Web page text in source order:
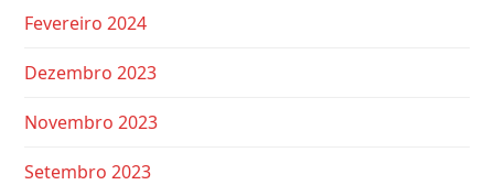
Fevereiro 2024
Dezembro 2023
Novembro 2023
Setembro 2023